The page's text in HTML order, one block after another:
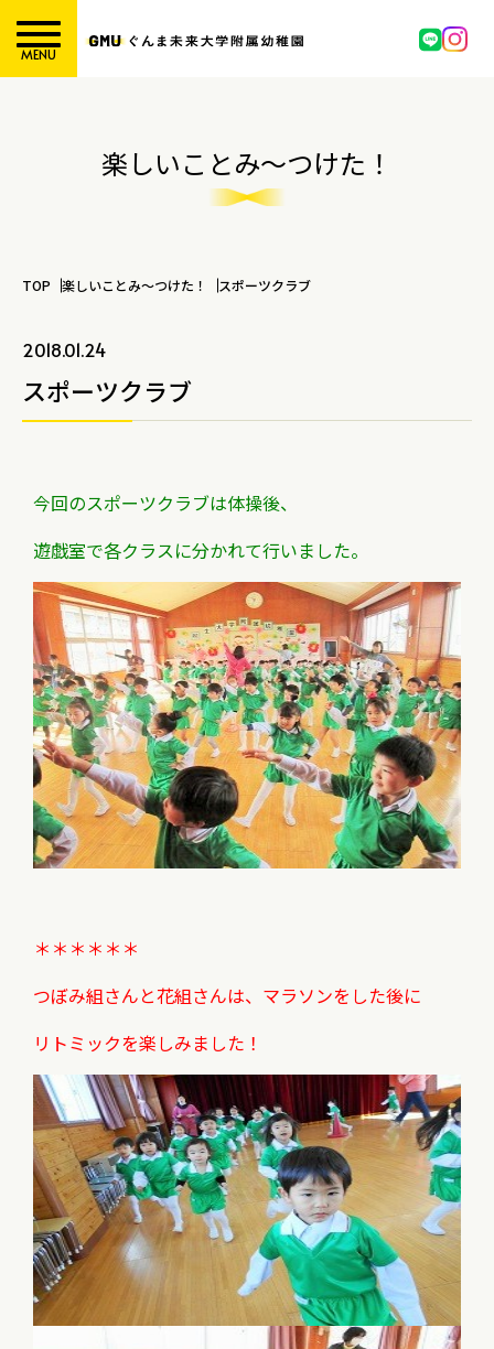
MENU
楽しいことみ～つけた！
TOP 楽しいことみ～つけた！ スポーツクラブ
2018.01.24
スポーツクラブ
今回のスポーツクラブは体操後、
遊戯室で各クラスに分かれて行いました。
＊＊＊＊＊＊
つぼみ組さんと花組さんは、マラソンをした後に
リトミックを楽しみました！